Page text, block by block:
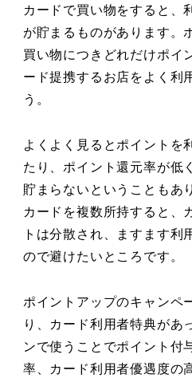
カードで買い物をすると、
が貯まるものがあります。
買い物につきどれだけポイ
ード提携するお店をよく利
う。
よくよく見るとポイントを
たり、ポイント還元率が低
貯まらないということもあ
カードを複数所持すると、
トは分散され、ますます利
ので避けたいところです。
ポイントアップのキャンペ
り、カード利用者特典があ
ンで使うことでポイント付
率、カード利用者優遇度の